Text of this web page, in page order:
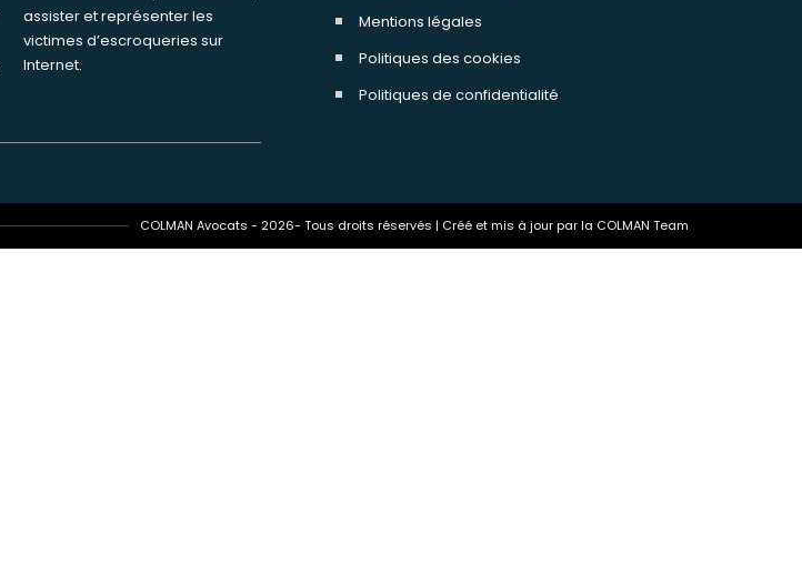
Internet.
Mentions légales
Politiques des cookies
Politiques de confidentialité
COLMAN Avocats - 2026- Tous droits réservés | Créé et mis à jour par la COLMAN Team